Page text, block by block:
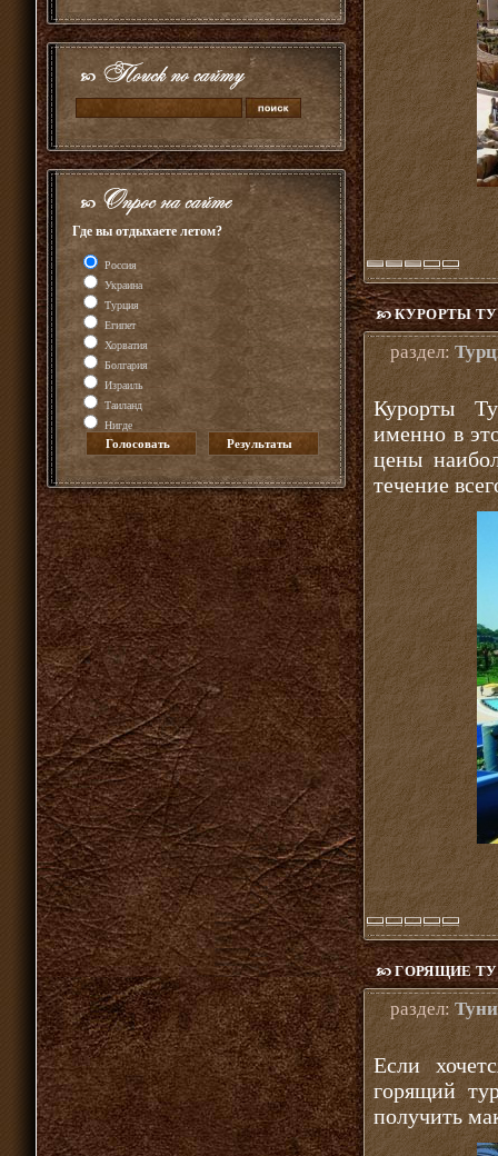
Где вы отдыхаете летом?
Россия
Украина
Турция
Египет
Хорватия
Болгария
Израиль
Таиланд
Нигде
КУРОРТЫ
раздел:
Курорты
именно в
цены
течение
ГОРЯЩИЕ
раздел:
Если
горящий
получить